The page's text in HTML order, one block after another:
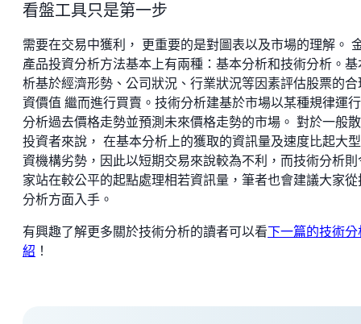
看盤工具只是第一步
需要在交易中獲利， 更重要的是對圖表以及市場的理解。
產品投資分析方法基本上有兩種：基本分析和技術分析。基
析基於經濟形勢、公司狀況、行業狀況等因素評估股票的合
資價值 繼而進行買賣。技術分析建基於市場以某種規律運
分析過去價格走勢並預測未來價格走勢的市場。 對於一般
投資者來說， 在基本分析上的獲取的資訊量及速度比起大
資機構劣勢，因此以短期交易來說較為不利，而技術分析則
家站在較公平的起點處理相若資訊量，筆者也會建議大家從
分析方面入手。
有興趣了解更多關於技術分析的讀者可以看下一篇的技術分
紹 ！